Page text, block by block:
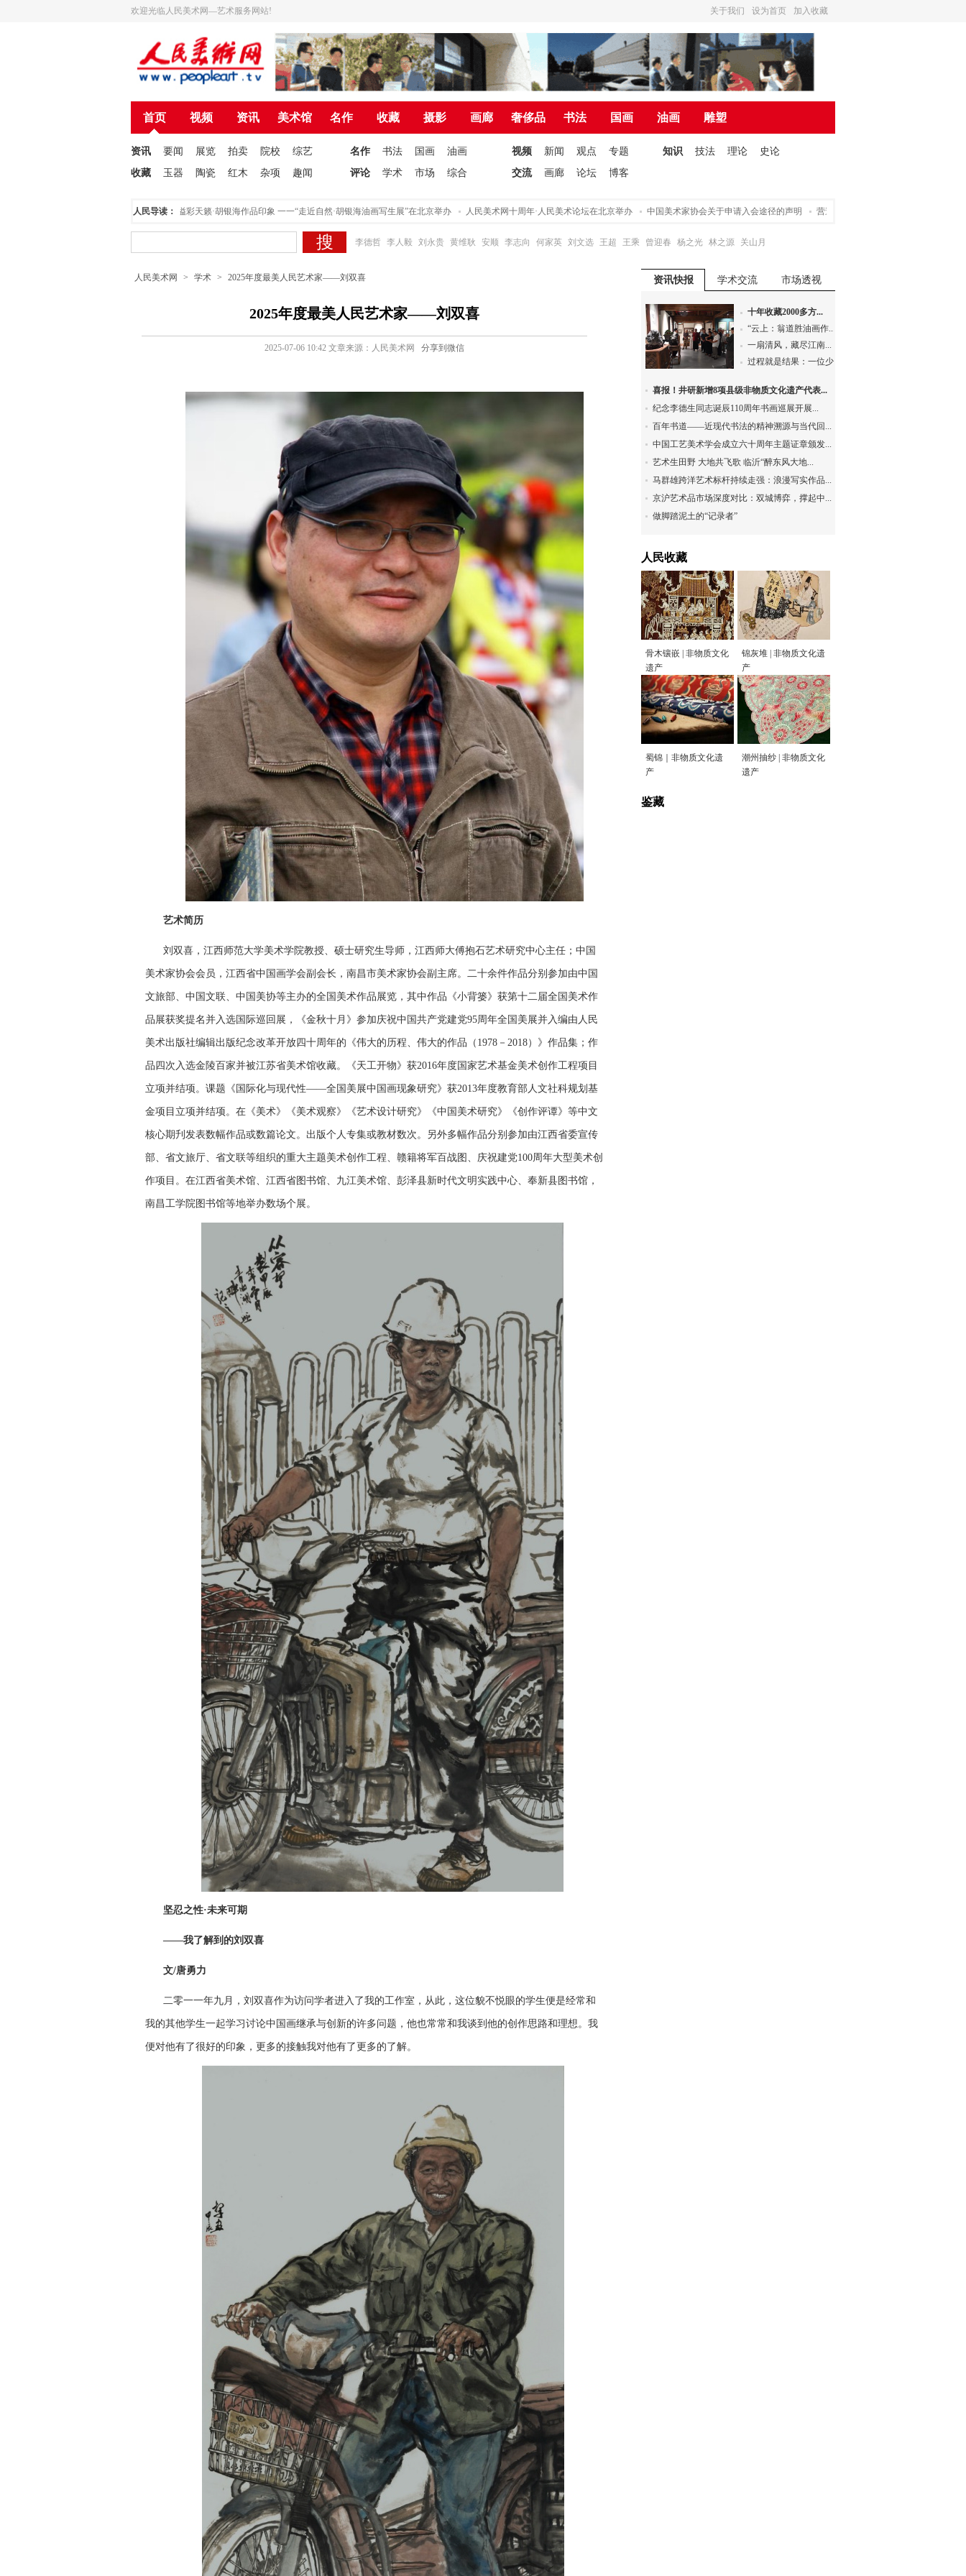
欢迎光临人民美术网—艺术服务网站! 加入收藏
设为首页
关于我们
首页 视频 资讯 美术馆 名作 收藏 摄影 画廊 奢侈品 书法 国画 油画 雕塑
资讯 要闻 展览 拍卖 院校
综艺
收藏
玉器 陶瓷 红木 杂项 趣闻
名作 书法 国画
油画
评论
学术 市场 综合
视频 新闻 观点
专题
交流
画廊 论坛 博客
知识 技法 理论 史论
人民导读：
溢彩天籁·胡银海作品印象 一一“走近自然·胡银海油画写生展”在北京举办 人民美术网十周年·人民美术论坛在北京举办 中国美术家协会关于申请入会途径的声明 营造诗书画一体的文化氛围 ——“东书房·人民美
李德哲 李人毅 刘永贵 黄维耿 安顺 李志向 何家英 刘文选 王超 王乘 曾迎春 杨之光 林之源 关山月
人民美术网 > 学术 > 2025年度最美人民艺术家——刘双喜
2025年度最美人民艺术家——刘双喜
2025-07-06 10:42 文章来源：人民美术网 分享到微信
艺术简历
刘双喜，江西师范大学美术学院教授、硕士研究生导师，江西师大傅抱石艺术研究中心主任；中国
美术家协会会员，江西省中国画学会副会长，南昌市美术家协会副主席。二十余件作品分别参加由中国
文旅部、中国文联、中国美协等主办的全国美术作品展览，其中作品《小背篓》获第十二届全国美术作
品展获奖提名并入选国际巡回展，《金秋十月》参加庆祝中国共产党建党95周年全国美展并入编由人民
美术出版社编辑出版纪念改革开放四十周年的《伟大的历程、伟大的作品（1978－2018）》作品集；作
品四次入选金陵百家并被江苏省美术馆收藏。《天工开物》获2016年度国家艺术基金美术创作工程项目
立项并结项。课题《国际化与现代性——全国美展中国画现象研究》获2013年度教育部人文社科规划基
金项目立项并结项。在《美术》《美术观察》《艺术设计研究》《中国美术研究》《创作评谭》等中文
核心期刋发表数幅作品或数篇论文。出版个人专集或教材数次。另外多幅作品分别参加由江西省委宣传
部、省文旅厅、省文联等组织的重大主题美术创作工程、赣籍将军百战图、庆祝建党100周年大型美术创
作项目。在江西省美术馆、江西省图书馆、九江美术馆、彭泽县新时代文明实践中心、奉新县图书馆，
南昌工学院图书馆等地举办数场个展。
坚忍之性·未来可期
——我了解到的刘双喜
文/唐勇力
二零一一年九月，刘双喜作为访问学者进入了我的工作室，从此，这位貌不悦眼的学生便是经常和
我的其他学生一起学习讨论中国画继承与创新的许多问题，他也常常和我谈到他的创作思路和理想。我
便对他有了很好的印象，更多的接触我对他有了更多的了解。
资讯快报 学术交流 市场透视
十年收藏2000多方...
“云上：翁道胜油画作...
一扇清风，藏尽江南...
过程就是结果：一位少...
喜报！井研新增8项县级非物质文化遗产代表...
纪念李德生同志诞辰110周年书画巡展开展...
百年书道——近现代书法的精神溯源与当代回...
中国工艺美术学会成立六十周年主题证章颁发...
艺术生田野 大地共飞歌 临沂“醉东风大地...
马群雄跨洋艺术标杆持续走强：浪漫写实作品...
京沪艺术品市场深度对比：双城博弈，撑起中...
做脚踏泥土的“记录者”
人民收藏
骨木镶嵌 | 非物质文化
遗产
锦灰堆 | 非物质文化遗
产
蜀锦｜非物质文化遗
产
潮州抽纱 | 非物质文化
遗产
鉴藏